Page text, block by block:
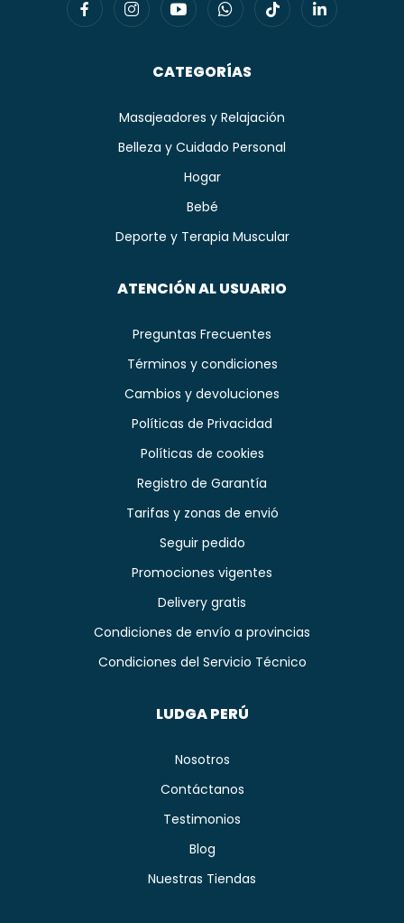
CATEGORÍAS
Masajeadores y Relajación
Belleza y Cuidado Personal
Hogar
Bebé
Deporte y Terapia Muscular
ATENCIÓN AL USUARIO
Preguntas Frecuentes
Términos y condiciones
Cambios y devoluciones
Políticas de Privacidad
Políticas de cookies
Registro de Garantía
Tarifas y zonas de envió
Seguir pedido
Promociones vigentes
Delivery gratis
Condiciones de envío a provincias
Condiciones del Servicio Técnico
LUDGA PERÚ
Nosotros
Contáctanos
Testimonios
Blog
Nuestras Tiendas